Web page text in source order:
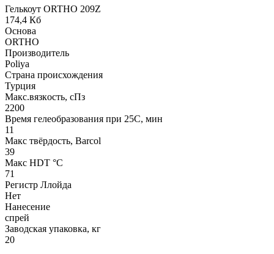
Гелькоут ORTHO 209Z
174,4 Кб
Основа
ORTHO
Производитель
Poliya
Страна происхождения
Турция
Макс.вязкoсть, сПз
2200
Время гелеобразования при 25С, мин
11
Макс твёрдость, Barcol
39
Макс HDT °С
71
Регистр Ллойда
Нет
Нанесение
спрей
Заводская упаковка, кг
20